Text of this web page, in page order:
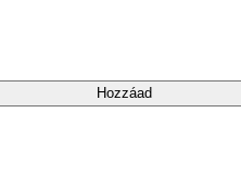
Hozzáad